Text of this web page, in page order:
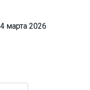
марта 2026